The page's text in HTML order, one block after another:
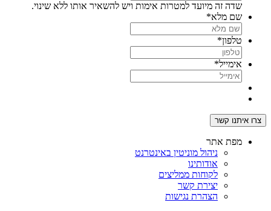
שדה זה מיועד למטרות אימות ויש להשאיר אותו ללא שינוי.
שם מלא*
טלפון*
אימייל*
מפת אתר
ניהול מוניטין באינטרנט
אודותינו
לקוחות ממליצים
יצירת קשר
הצהרת נגישות